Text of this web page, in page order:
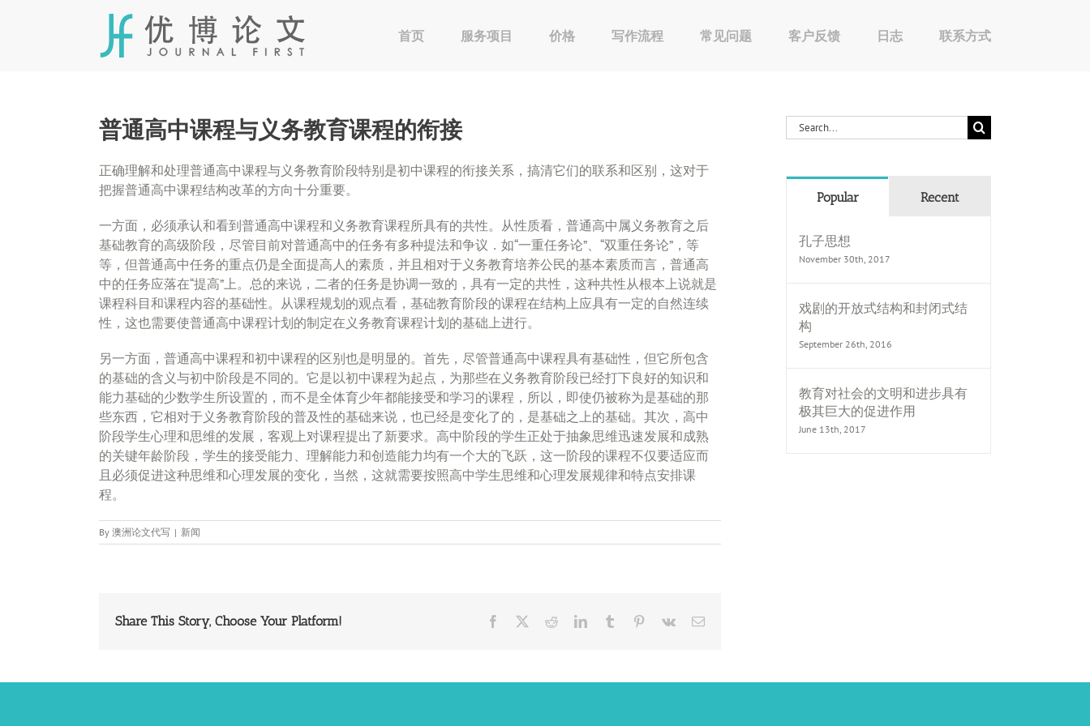
首页 服务项目 价格 写作流程 常见问题 客户反馈 日志 联系方式
普通高中课程与义务教育课程的衔接
正确理解和处理普通高中课程与义务教育阶段特别是初中课程的衔接关系，搞清它们的联系和区别，这对于
把握普通高中课程结构改革的方向十分重要。
一方面，必须承认和看到普通高中课程和义务教育课程所具有的共性。从性质看，普通高中属义务教育之后
基础教育的高级阶段，尽管目前对普通高中的任务有多种提法和争议．如“一重任务论”、“双重任务论”，等
等，但普通高中任务的重点仍是全面提高人的素质，并且相对于义务教育培养公民的基本素质而言，普通高
中的任务应落在“提高”上。总的来说，二者的任务是协调一致的，具有一定的共性，这种共性从根本上说就是
课程科目和课程内容的基础性。从课程规划的观点看，基础教育阶段的课程在结构上应具有一定的自然连续
性，这也需要使普通高中课程计划的制定在义务教育课程计划的基础上进行。
另一方面，普通高中课程和初中课程的区别也是明显的。首先，尽管普通高中课程具有基础性，但它所包含
的基础的含义与初中阶段是不同的。它是以初中课程为起点，为那些在义务教育阶段已经打下良好的知识和
能力基础的少数学生所设置的，而不是全体育少年都能接受和学习的课程，所以，即使仍被称为是基础的那
些东西，它相对于义务教育阶段的普及性的基础来说，也已经是变化了的，是基础之上的基础。其次，高中
阶段学生心理和思维的发展，客观上对课程提出了新要求。高中阶段的学生正处于抽象思维迅速发展和成熟
的关键年龄阶段，学生的接受能力、理解能力和创造能力均有一个大的飞跃，这一阶段的课程不仅要适应而
且必须促进这种思维和心理发展的变化，当然，这就需要按照高中学生思维和心理发展规律和特点安排课
程。
By 澳洲论文代写 | 新闻
Share This Story, Choose Your Platform! Facebook RedditLinkedInTumblr Pinterest
Vk Email
Search
for:
Popular Recent
孔子思想
November 30th, 2017
戏剧的开放式结构和封闭式结
构
September 26th, 2016
教育对社会的文明和进步具有
极其巨大的促进作用
June 13th, 2017